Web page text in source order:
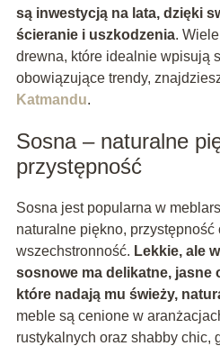
są inwestycją na lata, dzięki
ścieranie i uszkodzenia.
drewna, które idealnie wpisują
obowiązujące trendy,
Katmandu.
Sosna – naturalne
przystępność
Sosna jest popularna w
naturalne piękno, przystępność
wszechstronność. Lekkie, ale
sosnowe ma delikatne, jasne
które nadają mu świeży,
meble są cenione w
rustykalnych oraz shabby chic,